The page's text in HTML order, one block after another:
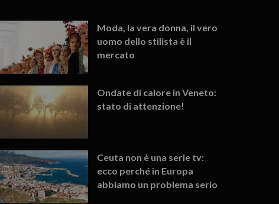
Moda, la vera donna, il vero
uomo dello stilista è il
mercato
Ondate di calore in Veneto:
stato di attenzione!
Ceuta non è una serie tv:
ecco perché in Europa
abbiamo un problema serio